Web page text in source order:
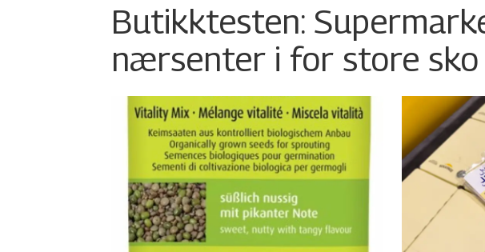
Butikktesten:
nærsenter i for store sko